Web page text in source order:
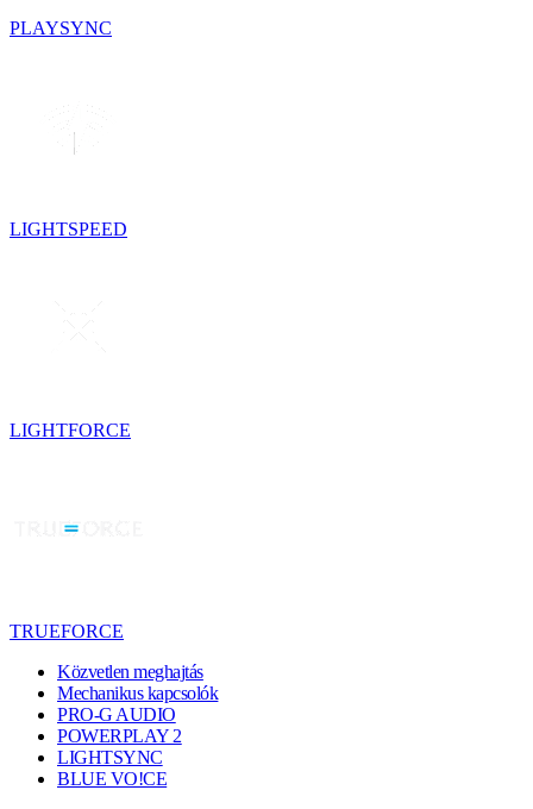
PLAYSYNC
LIGHTSPEED
LIGHTFORCE
TRUEFORCE
Közvetlen meghajtás
Mechanikus kapcsolók
PRO-G AUDIO
POWERPLAY 2
LIGHTSYNC
BLUE VO!CE